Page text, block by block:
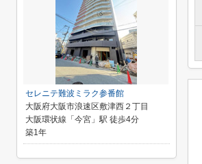
セレニテ難波ミラク参番館
大阪府大阪市浪速区敷津西２丁目
大阪環状線「今宮」駅 徒歩4分
築1年